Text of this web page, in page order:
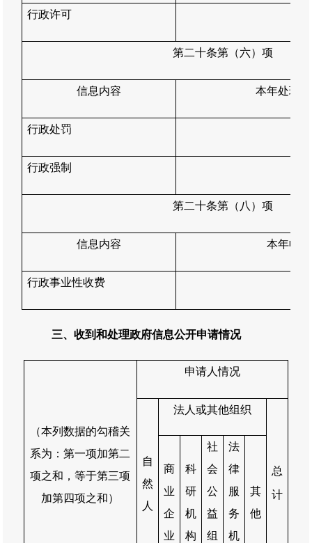
行政许可
第二十条第（六）项
信息内容 本年处理
行政处罚
行政强制
第二十条第（八）项
信息内容 本年收
行政事业性收费
三、收到和处理政府信息公开申请情况
（本列数据的勾稽关
系为：第一项加第二
项之和，等于第三项
加第四项之和）
申请人情况
自
然
人
法人或其他组织
总
计
商
业
企
业
科
研
机
构
社
会
公
益
组
法
律
服
务
机
其
他